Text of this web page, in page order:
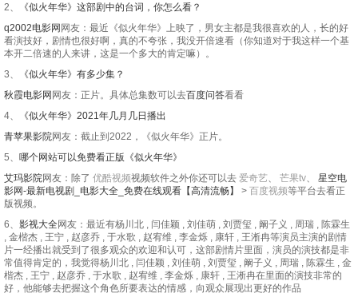
2、
《似火年华》这部剧中的台词，你怎么看？
q2002电影网网友：最近《似火年华》上映了，男女主都是我很喜欢的人，长的好
看演技好，剧情也很好啊，真的不夸张，我没开倍速看（你知道对于我这样一个基
本开二倍速的人来讲，这是一个多大的肯定嘛）。
3、
《似火年华》有多少集？
秋霞电影网网友：正片。具体总集数可以去百度问答看看
4、
《似火年华》2021年几月几日播出
青苹果影院网友：截止到2022，《似火年华》正片。
5、 哪个网站可以免费看正版《似火年华》
艾玛影院网友：除了 优酷视频视频软件之外你还可以去 爱奇艺、 芒果tv、 星空电
影网-最新电视剧_电影大全_免费在线观看【高清流畅】 > 百度视频等平台去看正
版视频。
6、 影视大全网友：最近有杨川北 , 闫佳颖 , 刘佳萌 , 刘贾玺 , 阚子义 , 周瑞 , 陈霖生
, 金楷杰 , 王宁 , 赵彦乔 , 于水歌 , 赵宥维 , 李金烁 , 康轩 , 王淅冉等演员主演的剧情
片一经播出就受到了很多观众的欢迎和认可，这部剧情片里面，演员的演技都是非
常值得肯定的，我觉得杨川北 , 闫佳颖 , 刘佳萌 , 刘贾玺 , 阚子义 , 周瑞 , 陈霖生 , 金
楷杰 , 王宁 , 赵彦乔 , 于水歌 , 赵宥维 , 李金烁 , 康轩 , 王淅冉在里面的演技非常的
好，他能够去把握这个角色所要表达的情感，向观众展现出更好的作品